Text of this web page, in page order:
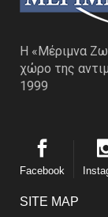
Η «Μέριμνα
χώρο της
1999
Facebook
SITE MAP